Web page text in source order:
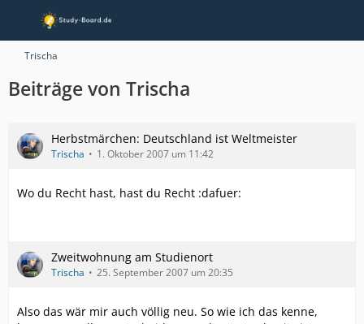
Trischa
Beiträge von Trischa
Herbstmärchen: Deutschland ist Weltmeister
Trischa 1. Oktober 2007 um 11:42
Wo du Recht hast, hast du Recht :dafuer:
Zweitwohnung am Studienort
Trischa 25. September 2007 um 20:35
Also das wär mir auch völlig neu. So wie ich das kenne,